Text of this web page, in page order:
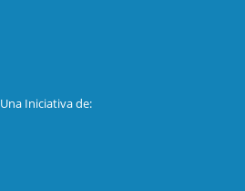
Una Iniciativa de: